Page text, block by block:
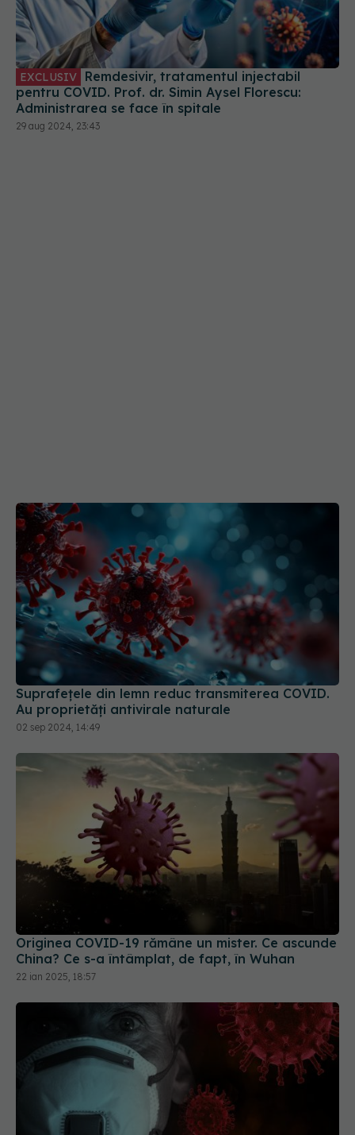
EXCLUSIV Remdesivir, tratamentul injectabil
pentru COVID. Prof. dr. Simin Aysel Florescu:
Administrarea se face în spitale
29 aug 2024, 23:43
Suprafețele din lemn reduc transmiterea COVID.
Au proprietăți antivirale naturale
02 sep 2024, 14:49
Originea COVID-19 rămâne un mister. Ce ascunde
China? Ce s-a întâmplat, de fapt, în Wuhan
22 ian 2025, 18:57
COVID-19, în creștere. Jurma: Creștere de cel